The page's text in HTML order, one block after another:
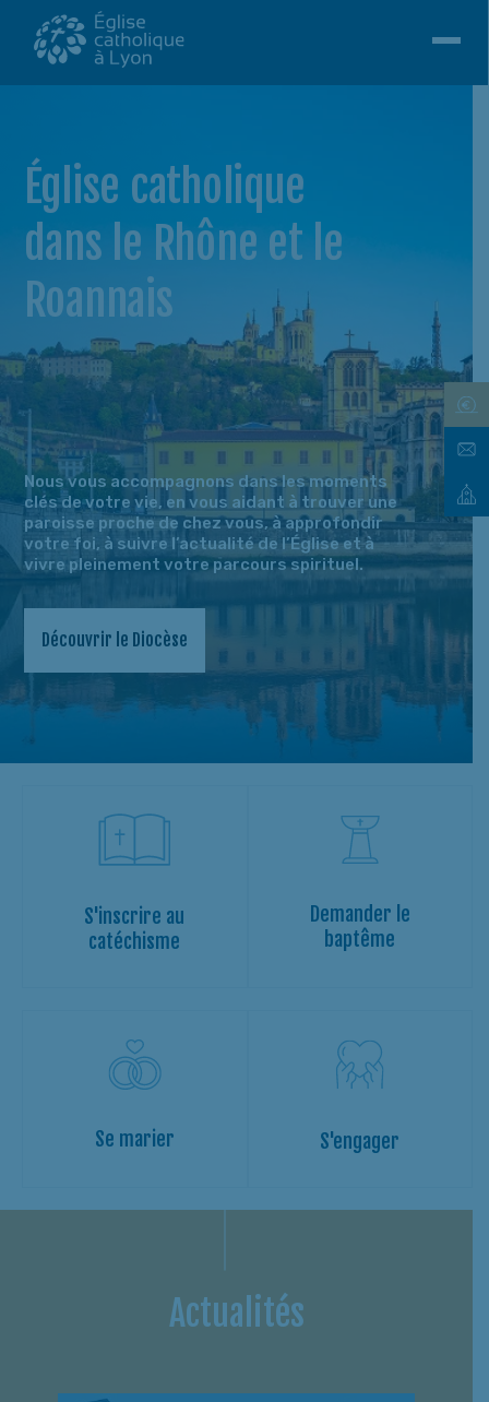
Église catholique
dans le Rhône et le
Roannais
Nous vous accompagnons dans les moments
clés de votre vie, en vous aidant à trouver une
paroisse proche de chez vous, à approfondir
votre foi, à suivre l’actualité de l’Église et à
vivre pleinement votre parcours spirituel.
Découvrir le Diocèse
S'inscrire au
catéchisme
Demander le
baptême
Se marier S'engager
Actualités